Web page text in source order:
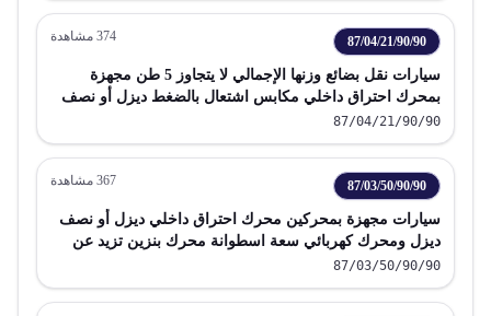
87/04/21/90/90
374 مشاهدة
سيارات نقل بضائع وزنها الإجمالي لا يتجاوز 5 طن مجهزة
بمحرك احتراق داخلي مكابس اشتعال بالضغط ديزل أو نصف
ديزل مفككة
87/04/21/90/90
87/03/50/90/90
367 مشاهدة
سيارات مجهزة بمحركين محرك احتراق داخلي ديزل أو نصف
ديزل ومحرك كهربائي سعة اسطوانة محرك بنزين تزيد عن
2000 سم 3 عدا السيارات القابلة للشحن بتوصيلها بمصدر
خارجي للطاقة الكهربائية
87/03/50/90/90